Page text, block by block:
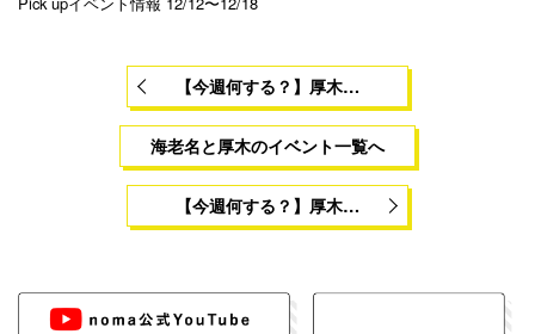
【今週何する？】厚木…
海老名と厚木のイベント一覧へ
【今週何する？】厚木…